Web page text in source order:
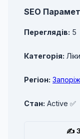
SEO
Переглядів: 5
Категорія: Ліки
Регіон:
Стан: Active ✅
✍